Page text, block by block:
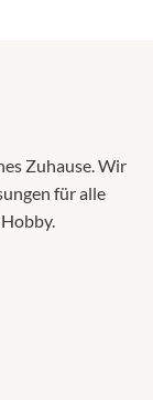
Zuhause. Wir
für alle